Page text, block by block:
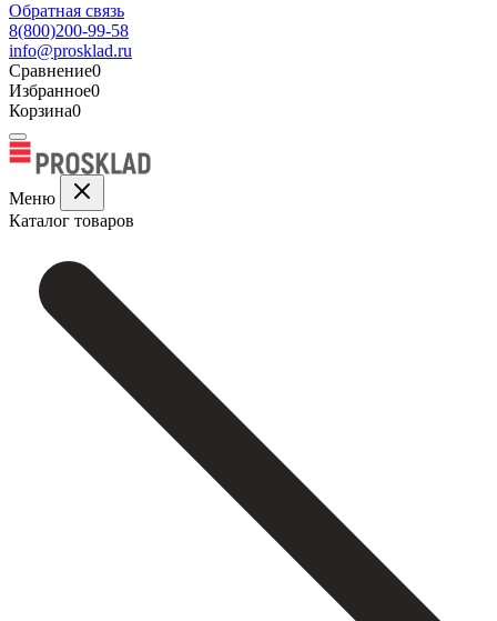
Обратная связь
8(800)200-99-58
info@prosklad.ru
Сравнение0
Избранное0
Корзина0
Меню
Каталог товаров